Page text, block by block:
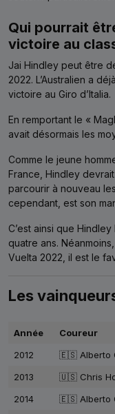
Qui pourrait
victoire au
Jai Hindley peut être
2022. L’Australien a
victoire au Giro d’Italia.
En remportant le «
avait désormais les
Comme le jeune
France, Hindley
parcourir à nouveau
cependant, est son
C’est ainsi que
quatre ans.
Vuelta 2022, il est le
Les
Année Coureur
2012
🇪🇸 Alberto
2013
🇺🇸 Chris
2014
🇪🇸 Alberto